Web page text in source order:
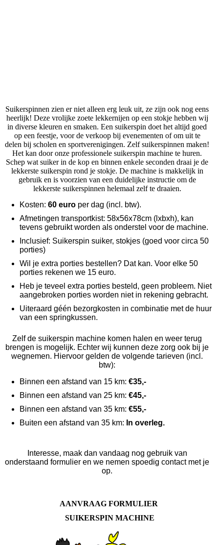
Suikerspinnen zien er niet alleen erg leuk uit, ze zijn ook nog eens
heerlijk! Deze vrolijke zoete lekkernijen op een stokje hebben wij
in diverse kleuren en smaken. Een suikerspin doet het altijd goed
op een feestje, voor de verkoop bij evenementen of om uit te
delen bij scholen en sportverenigingen. Zelf suikerspinnen maken!
Het kan door onze professionele suikerspin machine te huren.
Schep wat suiker in de kop en binnen enkele seconden draai je de
lekkerste suikerspin rond je stokje. De machine is makkelijk in
gebruik en is voorzien van een duidelijke instructie om de
lekkerste suikerspinnen helemaal zelf te draaien.
Kosten: 60 euro per dag (incl. btw).
Afmetingen transportkist: 58x56x78cm (lxbxh), kan
tevens gebruikt worden als onderstel voor de machine.
Inclusief: Suikerspin suiker, stokjes (goed voor circa 50
porties)
Wil je extra porties bestellen? Dat kan. Voor elke 50
porties rekenen we 15 euro.
Heb je teveel extra porties besteld, geen probleem. Niet
aangebroken porties worden niet in rekening gebracht.
Uiteraard géén bezorgkosten in combinatie met de huur
van een springkussen.
Zelf de suikerspin machine komen halen en weer terug
brengen is mogelijk. Echter wij kunnen deze zorg ook bij je
wegnemen. Hiervoor gelden de volgende tarieven (incl.
btw):
Binnen een afstand van 15 km: €35,-
Binnen een afstand van 25 km: €45,-
Binnen een afstand van 35 km: €55,-
Buiten een afstand van 35 km: In overleg.
Interesse, maak dan vandaag nog gebruik van
onderstaand formulier en we nemen spoedig contact met je
op.
AANVRAAG FORMULIER
SUIKERSPIN MACHINE